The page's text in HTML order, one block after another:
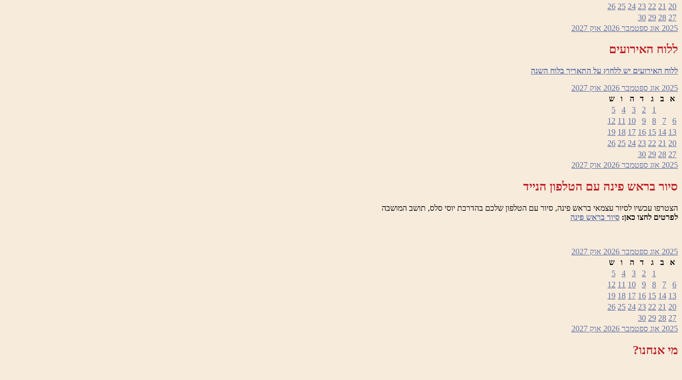
20
21
22
23
24
25
26
27
28
29
30
2025 אוג ספטמבר 2026 אוק 2027
ללוח האירועים
ללוח האירועים יש ללחוץ על התאריך בלוח השנה
2025 אוג ספטמבר 2026 אוק 2027
א
ב ג ד ה ו
ש
1
2
3
4
5
6
7
8
9
10
11
12
13
14
15
16
17
18
19
20
21
22
23
24
25
26
27
28
29
30
2025 אוג ספטמבר 2026 אוק 2027
סיור בראש פינה עם הטלפון הנייד
הצטרפו עכשיו לסיור עצמאי בראש פינה, סיור עם הטלפון שלכם בהדרכת יוסי סלס, תושב המושבה
לפרטים לחצו כאן: סיור בראש פינה
2025 אוג ספטמבר 2026 אוק 2027
א
ב ג ד ה ו
ש
1
2
3
4
5
6
7
8
9
10
11
12
13
14
15
16
17
18
19
20
21
22
23
24
25
26
27
28
29
30
2025 אוג ספטמבר 2026 אוק 2027
מי אנחנו?